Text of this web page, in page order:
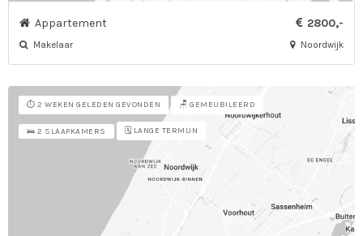
Appartement 2800,-
Makelaar Noordwijk
⏱️ 2 WEKEN GELEDEN GEVONDEN 🪑 GEMEUBILEERD
🛌 2 SLAAPKAMERS 🗓️ LANGE TERMIJN